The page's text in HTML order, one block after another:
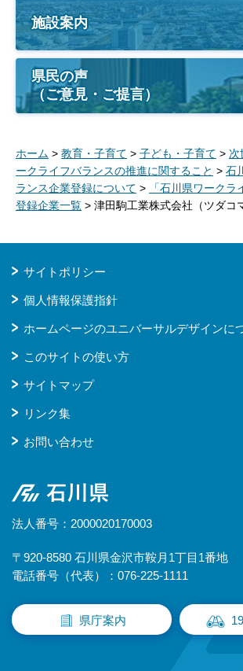
施設案内
県民の声
（ご意見・ご提言）
ホーム > 教育・子育て > 子ども・子育て > 次
ークライフバランスの推進に関すること > 石
ランス企業登録について >
「石川県ワークラ
登録企業一覧 > 津田駒工業株式会社（ツダコ
サイトポリシー
個人情報保護指針
ホームページのユニバーサルデザインに
このサイトの使い方
サイトマップ
リンク集
お問い合わせ
石川県
法人番号：2000020170003
〒920-8580 石川県金沢市鞍月1丁目1番地
電話番号（代表）：076-225-1111
県庁案内